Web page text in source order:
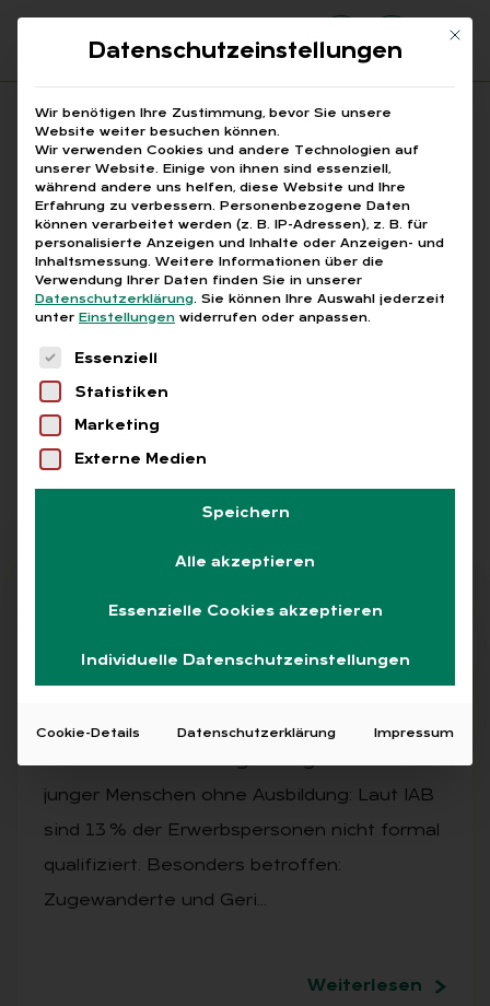
Suchfeld
Suchen
Breadcrumb-Navigation
STARTSEITE NICHT FORMAL QUALIFIZIERTE
Alle Bei­trä­ge mit dem
Schlag­wort „nicht for­
mal Qua­li­fi­zier­te“
Alle Free Abo L+G +
AUSGABE 3/2025
junger Menschen ohne Ausbildung: Laut IAB
sind 13 % der Erwerbspersonen nicht formal
qualifiziert. Besonders betroffen:
Zugewanderte und Geri…
Weiterlesen
Mit
Datenschutzeinstellungen
Wir benötigen Ihre Zustimmung, bevor Sie unsere
Website weiter besuchen können.
Wir verwenden Cookies und andere Technologien auf
unserer Website. Einige von ihnen sind essenziell,
während andere uns helfen, diese Website und Ihre
Erfahrung zu verbessern. Personenbezogene Daten
können verarbeitet werden (z. B. IP-Adressen), z. B. für
personalisierte Anzeigen und Inhalte oder Anzeigen- und
Inhaltsmessung. Weitere Informationen über die
Verwendung Ihrer Daten finden Sie in unserer
Datenschutzerklärung. Sie können Ihre Auswahl jederzeit
unter Einstellungen widerrufen oder anpassen.
Es folgt eine Liste der Service-Gruppen, für
Essenziell
Statistiken
Marketing
Externe Medien
Speichern
Alle akzeptieren
Essenzielle Cookies akzeptieren
Individuelle Datenschutzeinstellungen
Cookie-Details Datenschutzerklärung Impressum